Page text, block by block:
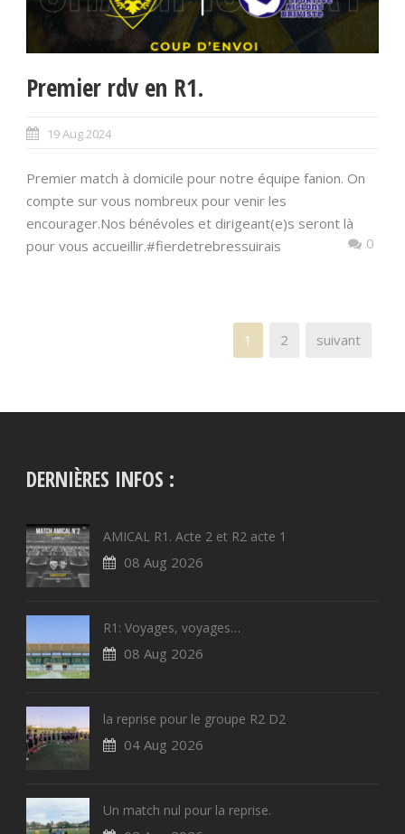
Premier rdv en R1.
19 Aug 2024
Premier match à domicile pour notre équipe fanion. On
compte sur vous nombreux pour venir les
encourager.Nos bénévoles et dirigeant(e)s seront là
pour vous accueillir.#fierdetrebressuirais
0
1 2 suivant
DERNIÈRES INFOS :
AMICAL R1. Acte 2 et R2 acte 1
08 Aug 2026
R1: Voyages, voyages…
08 Aug 2026
la reprise pour le groupe R2 D2
04 Aug 2026
Un match nul pour la reprise.